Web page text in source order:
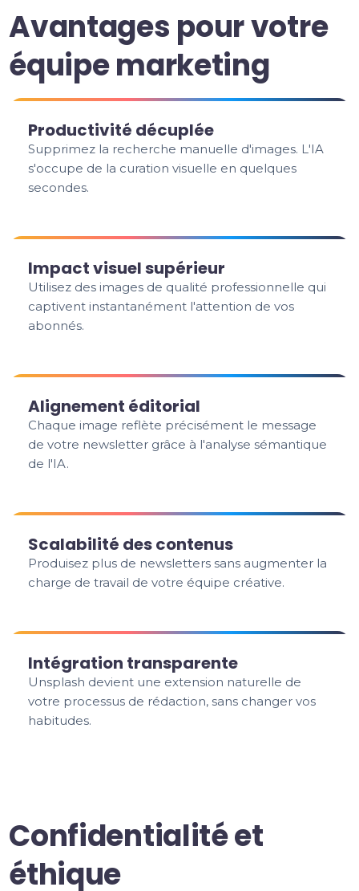
Avantages pour votre
équipe marketing
Productivité décuplée
Supprimez la recherche manuelle d'images. L'IA
s'occupe de la curation visuelle en quelques
secondes.
Impact visuel supérieur
Utilisez des images de qualité professionnelle qui
captivent instantanément l'attention de vos
abonnés.
Alignement éditorial
Chaque image reflète précisément le message
de votre newsletter grâce à l'analyse sémantique
de l'IA.
Scalabilité des contenus
Produisez plus de newsletters sans augmenter la
charge de travail de votre équipe créative.
Intégration transparente
Unsplash devient une extension naturelle de
votre processus de rédaction, sans changer vos
habitudes.
Confidentialité et
éthique